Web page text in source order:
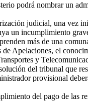
podrá nombrar un
judicial, una vez
un incumplimiento
más de una
Apelaciones, el
y
del tribunal que
provisional
del pago de las